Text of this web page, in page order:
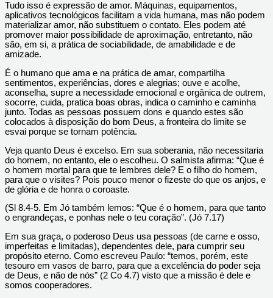
Tudo isso é expressão de amor. Máquinas, equipamentos,
aplicativos tecnológicos facilitam a vida humana, mas não podem
materializar amor, não substituem o contato. Eles podem até
promover maior possibilidade de aproximação, entretanto, não
são, em si, a prática de sociabilidade, de amabilidade e de
amizade.
É o humano que ama e na prática de amar, compartilha
sentimentos, experiências, dores e alegrias; ouve e acolhe,
aconselha, supre a necessidade emocional e orgânica de outrem,
socorre, cuida, pratica boas obras, indica o caminho e caminha
junto. Todas as pessoas possuem dons e quando estes são
colocados à disposição do bom Deus, a fronteira do limite se
esvai porque se tornam potência.
Veja quanto Deus é excelso. Em sua soberania, não necessitaria
do homem, no entanto, ele o escolheu. O salmista afirma: “Que é
o homem mortal para que te lembres dele? E o filho do homem,
para que o visites? Pois pouco menor o fizeste do que os anjos, e
de glória e de honra o coroaste.
(Sl 8.4-5. Em Jó também lemos: “Que é o homem, para que tanto
o engrandeças, e ponhas nele o teu coração”. (Jó 7.17)
Em sua graça, o poderoso Deus usa pessoas (de carne e osso,
imperfeitas e limitadas), dependentes dele, para cumprir seu
propósito eterno. Como escreveu Paulo: “temos, porém, este
tesouro em vasos de barro, para que a excelência do poder seja
de Deus, e não de nós” (2 Co 4.7) visto que a missão é dele e
somos cooperadores.